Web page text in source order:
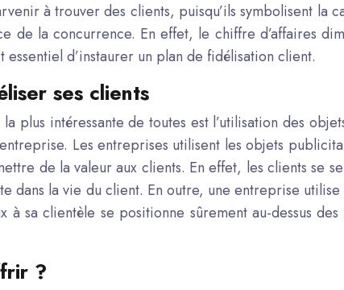
à trouver des clients, puisqu’ils symbolisent la
la concurrence. En effet, le chiffre d’affaires
d’instaurer un plan de fidélisation client.
ses clients
plus intéressante de toutes est l’utilisation des
Les entreprises utilisent les objets
de la valeur aux clients. En effet, les clients se
dans la vie du client. En outre, une entreprise
sa clientèle se positionne sûrement au-dessus
?